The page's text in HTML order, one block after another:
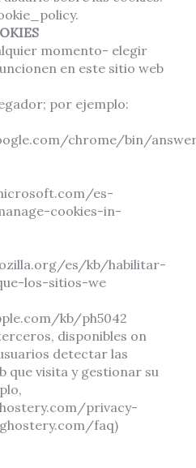
momento- elegir
en este sitio web
por ejemplo:
chrome/bin/
es-
cookies-in-
es/kb/habilitar-
los-sitios-we
kb/ph5042
disponibles on
detectar las
que visita y gestionar su
privacy-
faq)